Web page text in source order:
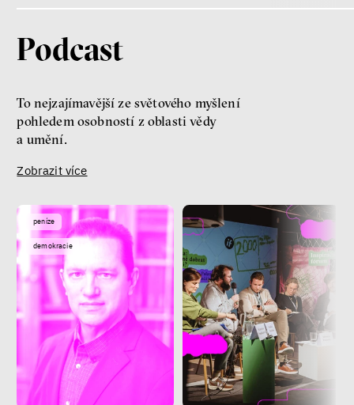
Podcast
To nejzajímavější ze světového myšlení
pohledem osobností z oblasti vědy
a umění.
Zobrazit více
peníze
demokracie